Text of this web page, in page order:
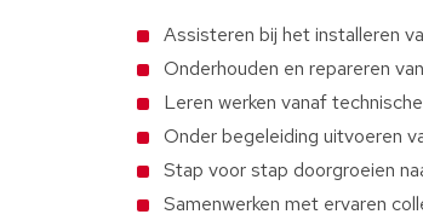
Assisteren bij het installeren
Onderhouden en repareren
Leren werken vanaf
Onder begeleiding uitvoeren
Stap voor stap doorgroeien
Samenwerken met ervaren